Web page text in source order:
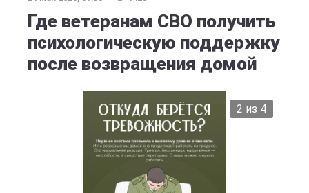
Где ветеранам СВО получить
психологическую поддержку
после возвращения домой
2 из 4